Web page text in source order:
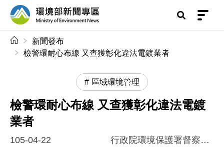
前往中央內容區塊
環境部新聞專區
新聞發布
檢警環耐心布線 又查獲彰化違法電鍍業者
區域環境管理
檢警環耐心布線 又查獲彰化違法電鍍
業者
105-04-22 行政院環境保護署督察總隊